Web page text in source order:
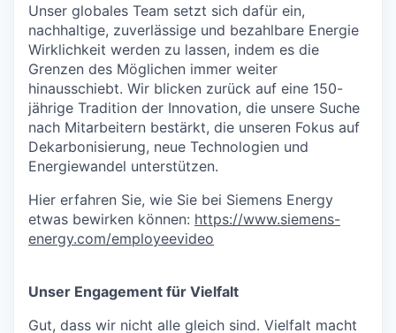
Unser globales Team setzt sich dafür ein,
nachhaltige, zuverlässige und bezahlbare Energie
Wirklichkeit werden zu lassen, indem es die
Grenzen des Möglichen immer weiter
hinausschiebt. Wir blicken zurück auf eine 150-
jährige Tradition der Innovation, die unsere Suche
nach Mitarbeitern bestärkt, die unseren Fokus auf
Dekarbonisierung, neue Technologien und
Energiewandel unterstützen.
Hier erfahren Sie, wie Sie bei Siemens Energy
etwas bewirken können: https://www.siemens-
energy.com/employeevideo
Unser Engagement für Vielfalt
Gut, dass wir nicht alle gleich sind. Vielfalt macht